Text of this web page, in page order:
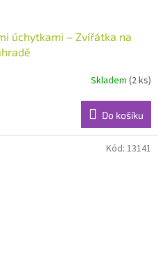
úchytkami – Zvířátka na
Skladem (2 ks)
Do košíku
Kód: 13141